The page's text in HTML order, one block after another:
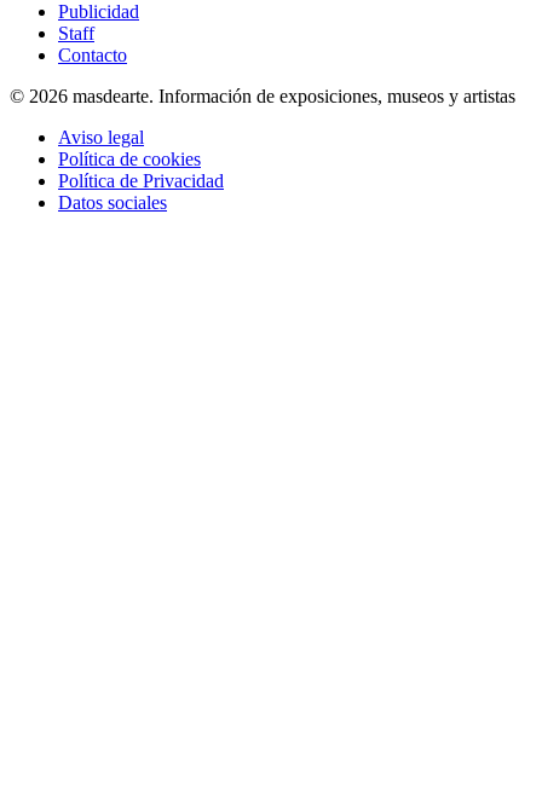
Publicidad
Staff
Contacto
© 2026 masdearte. Información de exposiciones, museos y artistas
Aviso legal
Política de cookies
Política de Privacidad
Datos sociales